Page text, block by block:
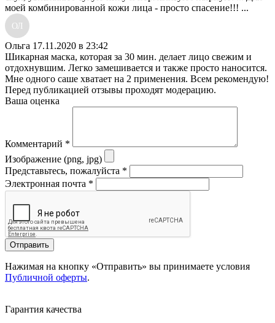
моей комбинированной кожи лица - просто спасение!!! ...
ОЛ
Ольга 17.11.2020 в 23:42
Шикарная маска, которая за 30 мин. делает лицо свежим и
отдохнувшим. Легко замешивается и также просто наносится.
Мне одного саше хватает на 2 применения. Всем рекомендую!
Перед публикацией отзывы проходят модерацию.
Ваша оценка
Комментарий *
Изображение (png, jpg)
Представьтесь, пожалуйста *
Электронная почта *
Отправить
Нажимая на кнопку «Отправить» вы принимаете условия
Публичной оферты.
Гарантия качества